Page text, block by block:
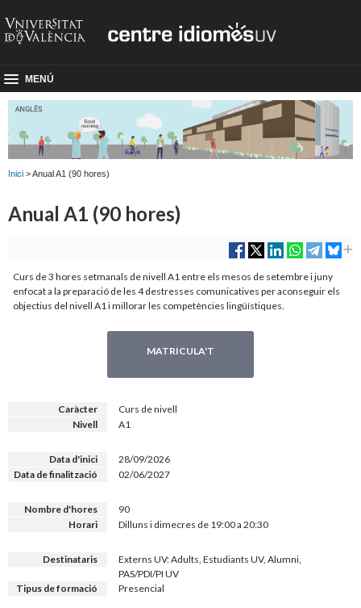
MENÚ
Inici > Anual A1 (90 hores)
Anual A1 (90 hores)
Curs de 3 hores setmanals de nivell A1 entre els mesos de setembre i juny
enfocat a la preparació de les 4 destresses comunicatives per aconseguir els
objectius del nivell A1 i millorar les competències lingüístiques.
MATRICULA'T
Caràcter
Curs de nivell
Nivell
A1
Data d'inici
28/09/2026
Data de finalització
02/06/2027
Nombre d'hores
90
Horari
Dilluns i dimecres de 19:00 a 20:30
Destinataris
Externs UV: Adults, Estudiants UV, Alumni,
PAS/PDI/PI UV
Tipus de formació
Presencial